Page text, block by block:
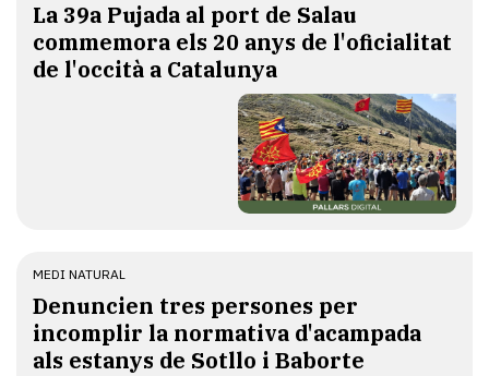
​La 39a Pujada al port de Salau
commemora els 20 anys de l'oficialitat
de l'occità a Catalunya
MEDI NATURAL
Denuncien tres persones per
incomplir la normativa d'acampada
als estanys de Sotllo i Baborte